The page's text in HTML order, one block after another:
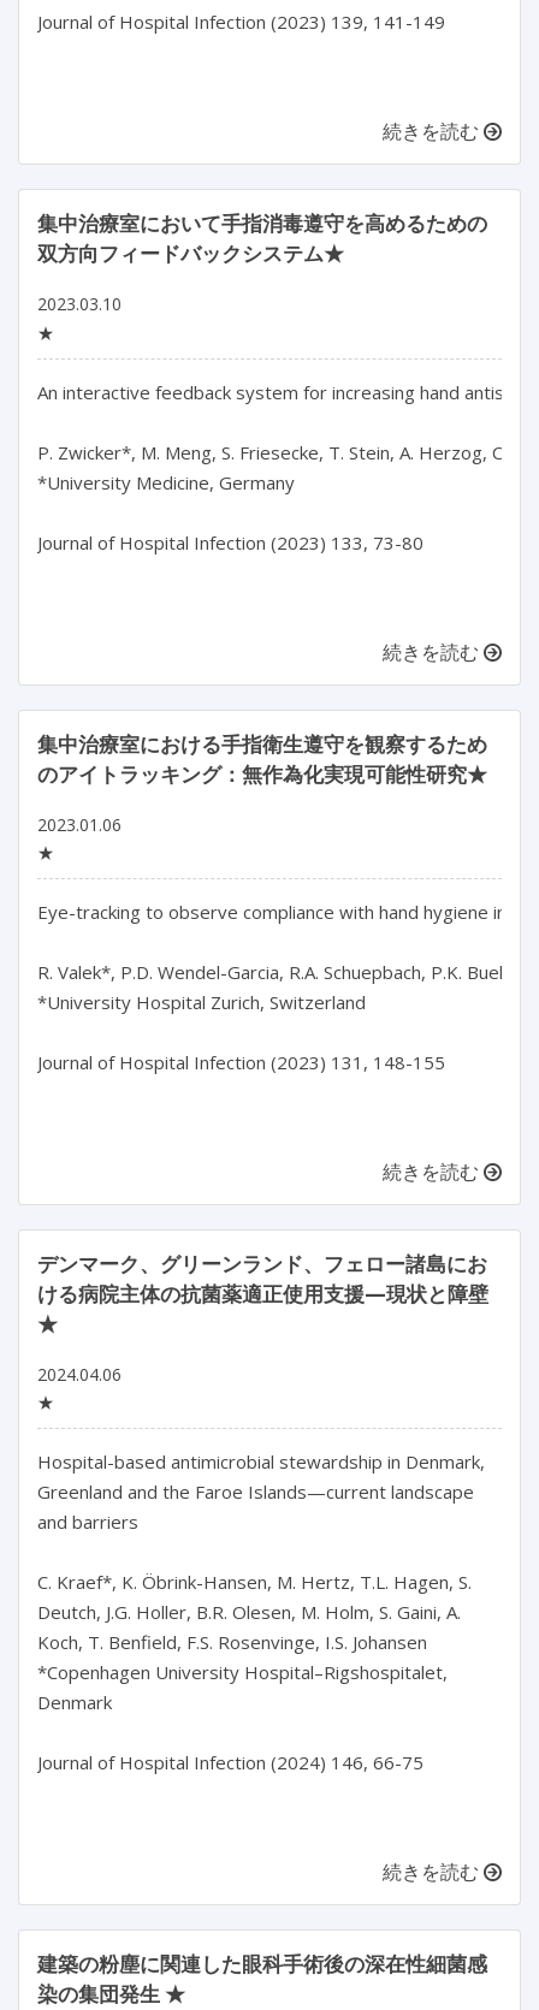
Journal of Hospital Infection (2023) 139, 141-149
続きを読む
集中治療室において手指消毒遵守を高めるための
双方向フィードバックシステム★
2023.03.10
★
An interactive feedback system for increasing hand
P. Zwicker*, M. Meng, S. Friesecke, T. Stein, A. Herzog, C.
*University Medicine, Germany
Journal of Hospital Infection (2023) 133, 73-80
続きを読む
集中治療室における手指衛生遵守を観察するため
のアイトラッキング：無作為化実現可能性研究★
2023.01.06
★
Eye-tracking to observe compliance with hand hygiene in
R. Valek*, P.D. Wendel-Garcia, R.A. Schuepbach, P.K.
*University Hospital Zurich, Switzerland
Journal of Hospital Infection (2023) 131, 148-155
続きを読む
デンマーク、グリーンランド、フェロー諸島にお
ける病院主体の抗菌薬適正使用支援—現状と障壁
★
2024.04.06
★
Hospital-based antimicrobial stewardship in Denmark,
Greenland and the Faroe Islands—current landscape
and barriers
C. Kraef*, K. Öbrink-Hansen, M. Hertz, T.L. Hagen, S.
Deutch, J.G. Holler, B.R. Olesen, M. Holm, S. Gaini, A.
Koch, T. Benfield, F.S. Rosenvinge, I.S. Johansen
*Copenhagen University Hospital–Rigshospitalet,
Denmark
Journal of Hospital Infection (2024) 146, 66-75
続きを読む
建築の粉塵に関連した眼科手術後の深在性細菌感
染の集団発生 ★